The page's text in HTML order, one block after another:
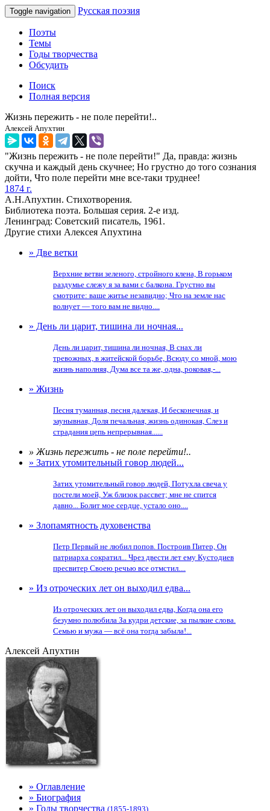
Toggle navigation Русская поэзия
Поэты
Темы
Годы творчества
Обсудить
Поиск
Полная версия
Жизнь пережить - не поле перейти!..
Алексей Апухтин
"Жизнь пережить - не поле перейти!" Да, правда: жизнь
скучна и каждый день скучнее; Но грустно до того сознания
дойти, Что поле перейти мне все-таки труднее!
1874 г.
А.Н.Апухтин. Стихотворения.
Библиотека поэта. Большая серия. 2-е изд.
Ленинград: Советский писатель, 1961.
Другие стихи Алексея Апухтина
» Две ветки
Верхние ветви зеленого, стройного клена, В горьком
раздумье слежу я за вами с балкона. Грустно вы
смотрите: ваше житье незавидно; Что на земле нас
волнует — того вам не видно....
» День ли царит, тишина ли ночная...
День ли царит, тишина ли ночная, В снах ли
тревожных, в житейской борьбе, Всюду со мной, мою
жизнь наполняя, Дума все та же, одна, роковая,-...
» Жизнь
Песня туманная, песня далекая, И бесконечная, и
заунывная, Доля печальная, жизнь одинокая, Слез и
страдания цепь непрерывная......
» Жизнь пережить - не поле перейти!..
» Затих утомительный говор людей...
Затих утомительный говор людей, Потухла свеча у
постели моей, Уж близок рассвет; мне не спится
давно... Болит мое сердце, устало оно....
» Злопамятность духовенства
Петр Первый не любил попов. Построив Питер, Он
патриарха сократил... Чрез двести лет ему Кустодиев
пресвитер Своею речью все отмстил....
» Из отроческих лет он выходил едва...
Из отроческих лет он выходил едва, Когда она его
безумно полюбила За кудри детские, за пылкие слова.
Семью и мужа — всё она тогда забыла!...
Алексей Апухтин
» Оглавление
» Биография
» Годы творчества (1855-1893)